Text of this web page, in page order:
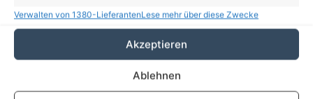
Verwalten von 1380-LieferantenLese mehr über diese Zwecke
Akzeptieren
Ablehnen